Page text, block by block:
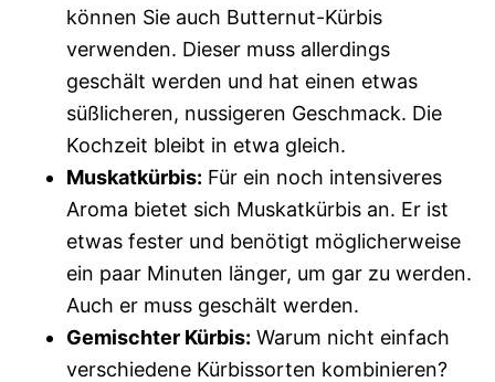
können Sie auch Butternut-Kürbis
verwenden. Dieser muss allerdings
geschält werden und hat einen etwas
süßlicheren, nussigeren Geschmack. Die
Kochzeit bleibt in etwa gleich.
Muskatkürbis: Für ein noch intensiveres
Aroma bietet sich Muskatkürbis an. Er ist
etwas fester und benötigt möglicherweise
ein paar Minuten länger, um gar zu werden.
Auch er muss geschält werden.
Gemischter Kürbis: Warum nicht einfach
verschiedene Kürbissorten kombinieren?